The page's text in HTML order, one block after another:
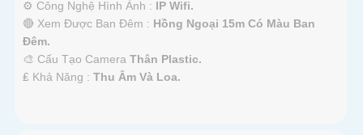
⚙ Công Nghệ Hình Ảnh : IP Wifi.
🔴 Xem Được Ban Đêm : Hồng Ngoại 15m Có Màu Ban
Ðêm.
🎨 Cấu Tạo Camera Thân Plastic.
️₤ Khả Năng : Thu Âm Và Loa.